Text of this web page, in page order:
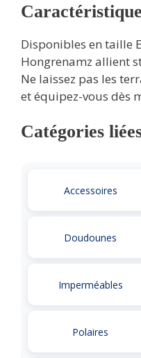
Disponibles en taille
Hongrenamz allient
Ne laissez pas les
et équipez-vous dès
Catégories
Accessoires
Doudounes
Imperméables
Polaires